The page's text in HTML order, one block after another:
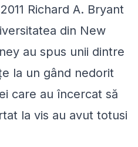
Richard A. Bryant
din New
au spus unii dintre
la un gând nedorit
care au încercat să
la vis au avut totusi